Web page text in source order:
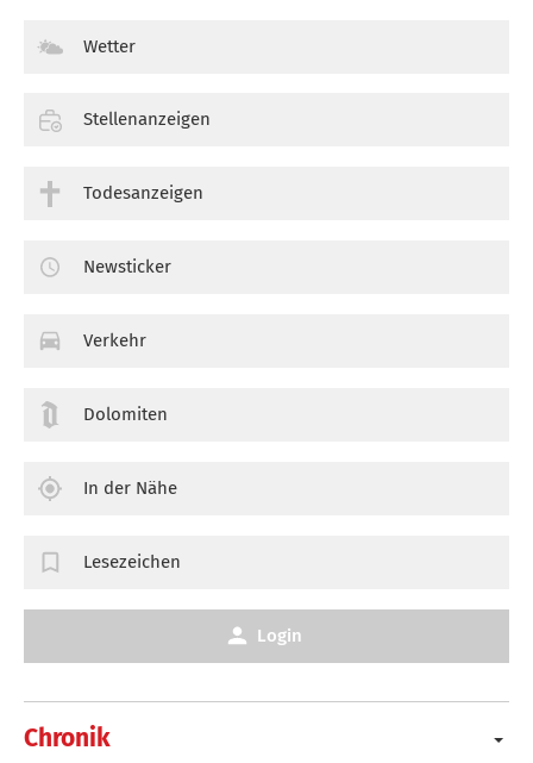
Chronik
Wetter
Stellenanzeigen
Todesanzeigen
Newsticker
Verkehr
Dolomiten
In der Nähe
Lesezeichen
Login